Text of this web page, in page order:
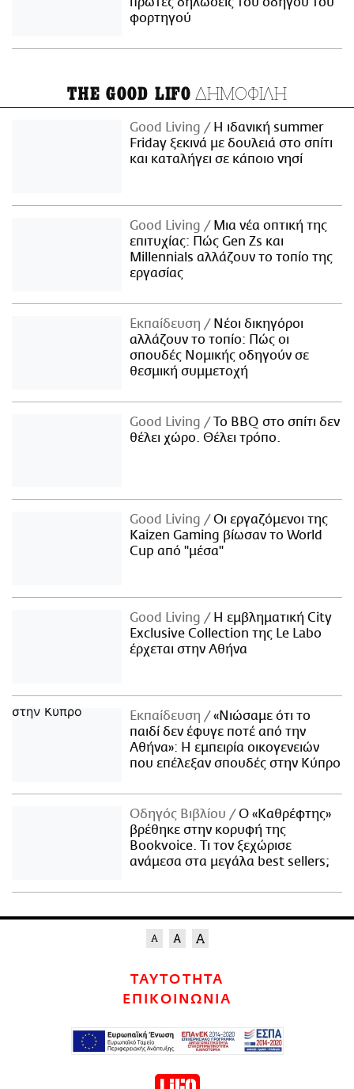
φορτηγού
THE GOOD LIFO ΔΗΜΟΦΙΛΗ
Good Living
Η ιδανική summer
Friday ξεκινά με δουλειά στο σπίτι
και καταλήγει σε κάποιο νησί
Good Living
Μια νέα οπτική της
επιτυχίας: Πώς Gen Zs και
Millennials αλλάζουν το τοπίο της
εργασίας
Εκπαίδευση
Νέοι δικηγόροι
αλλάζουν το τοπίο: Πώς οι
σπουδές Νομικής οδηγούν σε
θεσμική συμμετοχή
Good Living
Το BBQ στο σπίτι δεν
θέλει χώρο. Θέλει τρόπο.
Good Living
Οι εργαζόμενοι της
Kaizen Gaming βίωσαν το World
Cup από "μέσα"
Good Living
Η εμβληματική City
Exclusive Collection της Le Labo
έρχεται στην Αθήνα
Εκπαίδευση
«Νιώσαμε ότι το
παιδί δεν έφυγε ποτέ από την
Αθήνα»: Η εμπειρία οικογενειών
που επέλεξαν σπουδές στην Κύπρο
Οδηγός Βιβλίου
Ο «Καθρέφτης»
βρέθηκε στην κορυφή της
Bookvoice. Τι τον ξεχώρισε
ανάμεσα στα μεγάλα best sellers;
ΤΑΥΤΟΤΗΤΑ
ΕΠΙΚΟΙΝΩΝΙΑ